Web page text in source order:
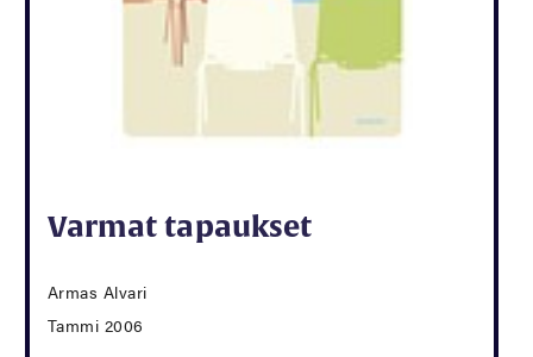
Varmat tapaukset
Armas Alvari
Tammi 2006